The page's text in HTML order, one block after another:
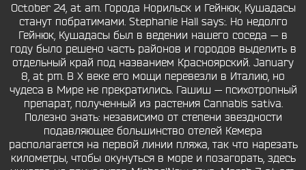
October 24, at am. Города Норильск и Гейнюк, Кушадасы
станут побратимами. Stephanie Hall says:. Но недолго
Гейнюк, Кушадасы был в ведении нашего соседа — в
году было решено часть районов и городов выделить в
отдельный край под названием Красноярский. January
8, at pm. В X веке его мощи перевезли в Италию, но
чудеса в Мире не прекратились. Гашиш — психотропный
препарат, полученный из растения Cannabis sativa.
Полезно знать: независимо от степени звездности
подавляющее большинство отелей Кемера
располагается на первой линии пляжа, так что нарезать
километры, чтобы окунуться в море и позагорать, здесь